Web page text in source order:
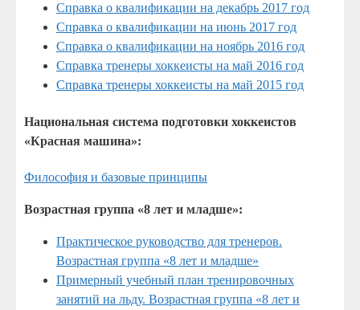
Справка о квалификации на декабрь 2017 год
Справка о квалификации на июнь 2017 год
Справка о квалификации на ноябрь 2016 год
Справка тренеры хоккеисты на май 2016 год
Справка тренеры хоккеисты на май 2015 год
Национальная система подготовки хоккеистов
«Красная машина»:
Философия и базовые принципы
Возрастная группа «8 лет и младше»:
Практическое руководство для тренеров.
Возрастная группа «8 лет и младше»
Примерный учебный план тренировочных
занятий на льду. Возрастная группа «8 лет и